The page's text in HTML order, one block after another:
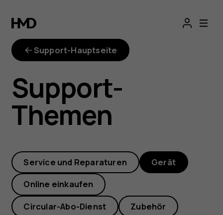
Wie
kann
ich
die
Software
auf
meinem
Nokia
Support-Hauptseite
Support-
Themen
Service und Reparaturen Gerät
Online einkaufen
Circular-Abo-Dienst
Zubehör